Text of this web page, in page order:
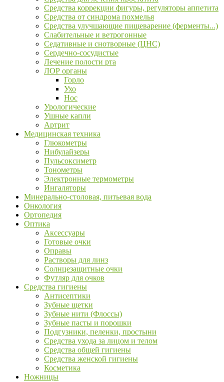
Средства коррекции фигуры, регуляторы аппетита
Средства от синдрома похмелья
Средства улучшающие пищеварение (ферменты...)
Слабительные и ветрогонные
Седативные и снотворные (ЦНС)
Сердечно-сосудистые
Лечение полости рта
ЛОР органы
Горло
Ухо
Нос
Урологические
Ушные капли
Артрит
Медицинская техника
Глюкометры
Нибулайзеры
Пульсоксиметр
Тонометры
Электронные термометры
Ингаляторы
Минерально-столовая, питьевая вода
Онкология
Ортопедия
Оптика
Аксессуары
Готовые очки
Оправы
Растворы для линз
Солнцезащитные очки
Футляр для очков
Средства гигиены
Антисептики
Зубные щетки
Зубные нити (Флоссы)
Зубные пасты и порошки
Подгузники, пеленки, простыни
Средства ухода за лицом и телом
Средства общей гигиены
Средства женской гигиены
Косметика
Ножницы